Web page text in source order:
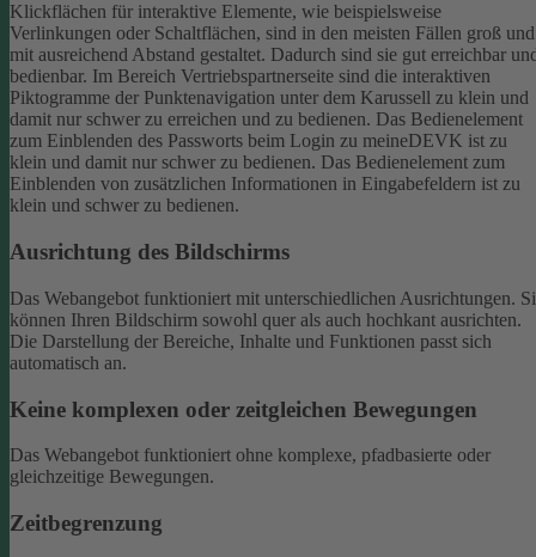
Klickflächen für interaktive Elemente, wie beispielsweise
Verlinkungen oder Schaltflächen, sind in den meisten Fällen groß und
mit ausreichend Abstand gestaltet. Dadurch sind sie gut erreichbar
bedienbar. Im Bereich Vertriebspartnerseite sind die interaktiven
Piktogramme der Punktenavigation unter dem Karussell zu klein und
damit nur schwer zu erreichen und zu bedienen. Das Bedienelement
zum Einblenden des Passworts beim Login zu meineDEVK ist zu
klein und damit nur schwer zu bedienen. Das Bedienelement zum
Einblenden von zusätzlichen Informationen in Eingabefeldern ist zu
klein und schwer zu bedienen.
Ausrichtung des Bildschirms
Das Webangebot funktioniert mit unterschiedlichen Ausrichtungen.
können Ihren Bildschirm sowohl quer als auch hochkant ausrichten.
Die Darstellung der Bereiche, Inhalte und Funktionen passt sich
automatisch an.
Keine komplexen oder zeitgleichen Bewegungen
Das Webangebot funktioniert ohne komplexe, pfadbasierte oder
gleichzeitige Bewegungen.
Zeitbegrenzung